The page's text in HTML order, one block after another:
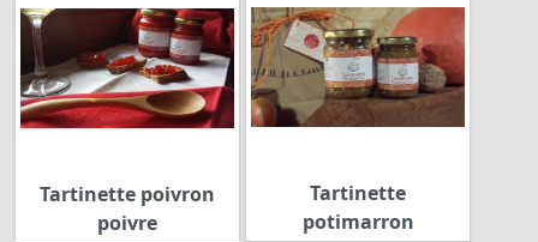
Tartinette poivron
poivre
Tartinette
potimarron